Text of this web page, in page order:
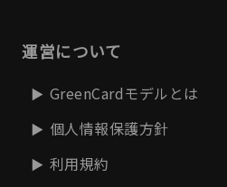
運営について
GreenCardモデルとは
個人情報保護方針
利用規約